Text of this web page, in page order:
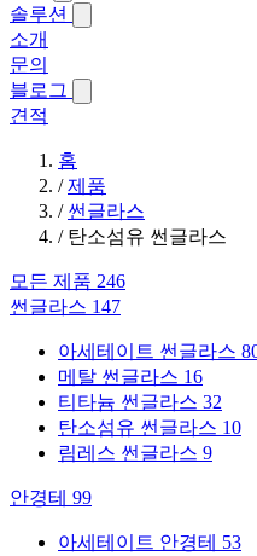
솔루션
소개
문의
블로그
견적
홈
/제품
/ 썬글라스
/ 탄소섬유 썬글라스
모든 제품 246
썬글라스 147
아세테이트 썬글라스
메탈 썬글라스 16
티타늄 썬글라스 32
탄소섬유 썬글라스 10
림레스 썬글라스 9
안경테 99
아세테이트 안경테 53